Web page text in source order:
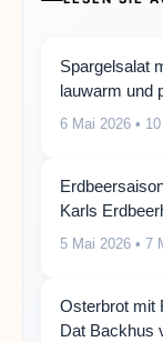
Spargelsalat
lauwarm und
6 Mai 2026 •
Karls
5 Mai 2026 • 7
Osterbrot mit
Dat Backhus